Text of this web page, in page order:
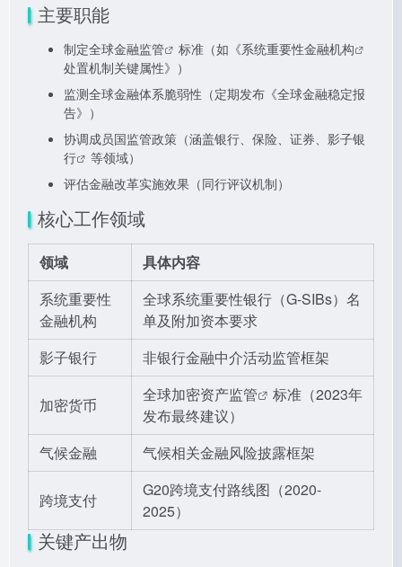
主要职能
制定全球金融监管 标准（如《系统重要性金融机构
处置机制关键属性》）
监测全球金融体系脆弱性（定期发布《全球金融稳定报
告》）
协调成员国监管政策（涵盖银行、保险、证券、 影子银
行
等领域）
评估金融改革实施效果（同行评议机制）
核心工作领域
领域
具体内容
系统重要性
金融机构
全球系统重要性银行（G-SIBs）名
单及附加资本要求
影子银行
非银行金融中介活动监管框架
加密货币
全球加密资产监管
标准（2023年
发布最终建议）
气候金融
气候相关金融风险披露框架
跨境支付
G20跨境支付路线图（2020-
2025）
关键产出物